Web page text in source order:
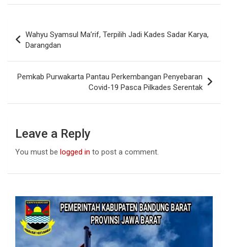
ce
b
o
o
k
at
A
p
p
ke
dI
n
navigation
Wahyu Syamsul Ma’rif, Terpilih Jadi Kades Sadar Karya,
Darangdan
Pemkab Purwakarta Pantau Perkembangan Penyebaran
Covid-19 Pasca Pilkades Serentak
Leave a Reply
You must be logged in to post a comment.